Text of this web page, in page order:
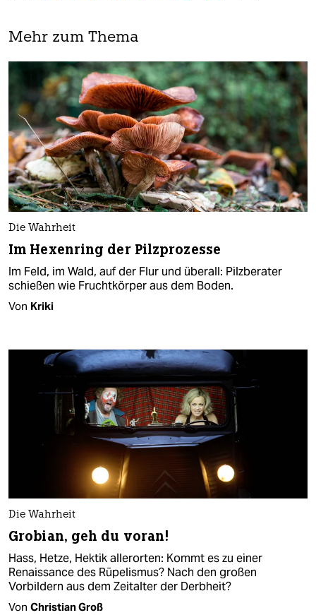
Mehr zum Thema
Die Wahrheit
Im Hexenring der Pilzprozesse
Im Feld, im Wald, auf der Flur und überall: Pilzberater
schießen wie Fruchtkörper aus dem Boden.
Von Kriki
Die Wahrheit
Grobian, geh du voran!
Hass, Hetze, Hektik allerorten: Kommt es zu einer
Renaissance des Rüpelismus? Nach den großen
Vorbildern aus dem Zeitalter der Derbheit?
Von Christian Groß